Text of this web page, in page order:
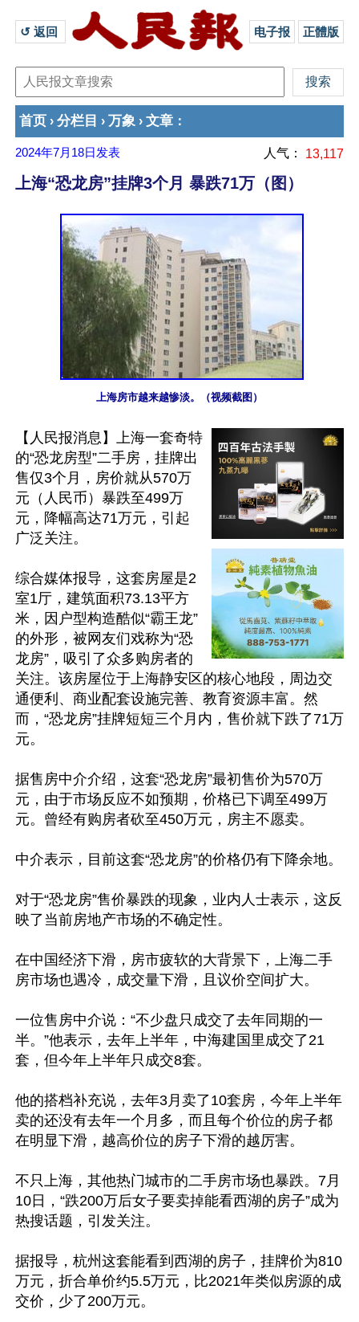
↺ 返回 电子报 正體版
首页 › 分栏目 › 万象 › 文章 ：
2024年7月18日 发表 人气： 13,117
上海“恐龙房”挂牌3个月 暴跌71万（图）
上海房市越来越惨淡。（视频截图）
【人民报消息】上海一套奇特
的“恐龙房型”二手房，挂牌出
售仅3个月，房价就从570万
元（人民币）暴跌至499万
元，降幅高达71万元，引起
广泛关注。
综合媒体报导，这套房屋是2
室1厅，建筑面积73.13平方
米，因户型构造酷似“霸王龙”
的外形，被网友们戏称为“恐
龙房”，吸引了众多购房者的
关注。该房屋位于上海静安区的核心地段，周边交
通便利、商业配套设施完善、教育资源丰富。然
而，“恐龙房”挂牌短短三个月内，售价就下跌了71万
元。
据售房中介介绍，这套“恐龙房”最初售价为570万
元，由于市场反应不如预期，价格已下调至499万
元。曾经有购房者砍至450万元，房主不愿卖。
中介表示，目前这套“恐龙房”的价格仍有下降余地。
对于“恐龙房”售价暴跌的现象，业内人士表示，这反
映了当前房地产市场的不确定性。
在中国经济下滑，房市疲软的大背景下，上海二手
房市场也遇冷，成交量下滑，且议价空间扩大。
一位售房中介说：“不少盘只成交了去年同期的一
半。”他表示，去年上半年，中海建国里成交了21
套，但今年上半年只成交8套。
他的搭档补充说，去年3月卖了10套房，今年上半年
卖的还没有去年一个月多，而且每个价位的房子都
在明显下滑，越高价位的房子下滑的越厉害。
不只上海，其他热门城市的二手房市场也暴跌。7月
10日，“跌200万后女子要卖掉能看西湖的房子”成为
热搜话题，引发关注。
据报导，杭州这套能看到西湖的房子，挂牌价为810
万元，折合单价约5.5万元，比2021年类似房源的成
交价，少了200万元。